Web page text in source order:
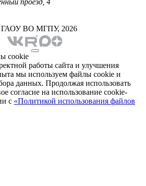
ВО МГПУ, 2026
cookie
работы сайта и улучшения
мы используем файлы cookie и
данных. Продолжая использовать
согласие на использование cookie-
с «Политикой использования файлов